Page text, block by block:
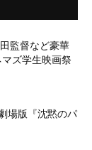
監督など豪華
ズ学生映画祭
場版『沈黙のパ